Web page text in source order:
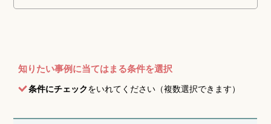
知りたい事例に当てはまる条件を選択
条件にチェックをいれてください（複数選択できます）